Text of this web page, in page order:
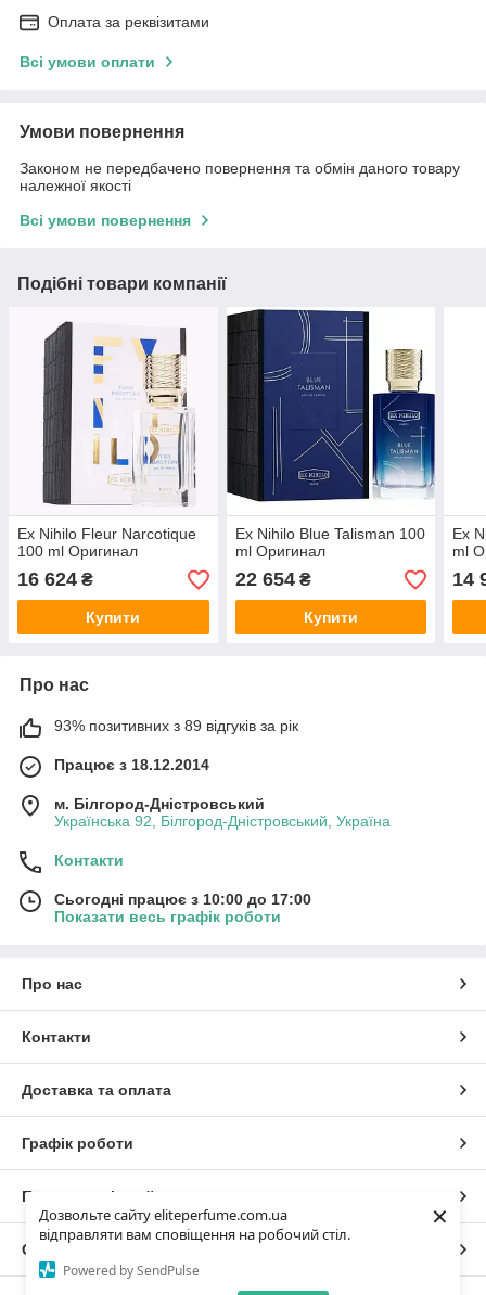
Дозвольте сайту eliteperfume.com.ua
відправляти вам сповіщення на робочий стіл.
Powered by SendPulse
×
Оплата за реквізитами
Всі умови оплати
Умови повернення
Законом не передбачено повернення та обмін даного товару
належної якості
Всі умови повернення
Подібні товари компанії
Ex Nihilo Fleur Narcotique
100 ml Оригинал
16 624 ₴
Купити
Ex Nihilo Blue Talisman 100
ml Оригинал
22 654₴
Купити
Ex
ml
14
Про нас
93% позитивних з 89 відгуків за рік
Працює з 18.12.2014
м. Білгород-Дністровський
Українська 92, Білгород-Дністровський, Україна
Контакти
Сьогодні працює з 10:00 до 17:00
Показати весь графік роботи
Про нас
Контакти
Доставка та оплата
Графік роботи
Повна версія сайту
Сайт створено на маркетплейсі